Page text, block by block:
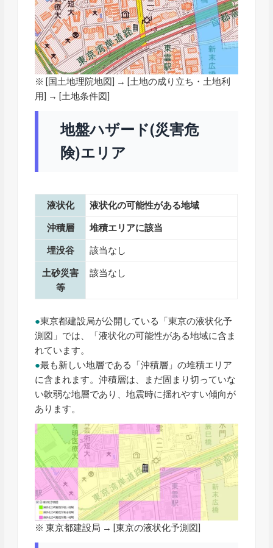
※ [国土地理院地図] → [土地の成り立ち・土地利
用] → [土地条件図]
地盤ハザード(災害危
険)エリア
液状化 液状化の可能性がある地域
沖積層 堆積エリアに該当
埋没谷 該当なし
土砂災害
等
該当なし
●東京都建設局が公開している「東京の液状化予
測図」では、「液状化の可能性がある地域に含ま
れています。
●最も新しい地層である「沖積層」の堆積エリア
に含まれます。沖積層は、まだ固まり切っていな
い軟弱な地層であり、地震時に揺れやすい傾向が
あります。
※ 東京都建設局 → [東京の液状化予測図]